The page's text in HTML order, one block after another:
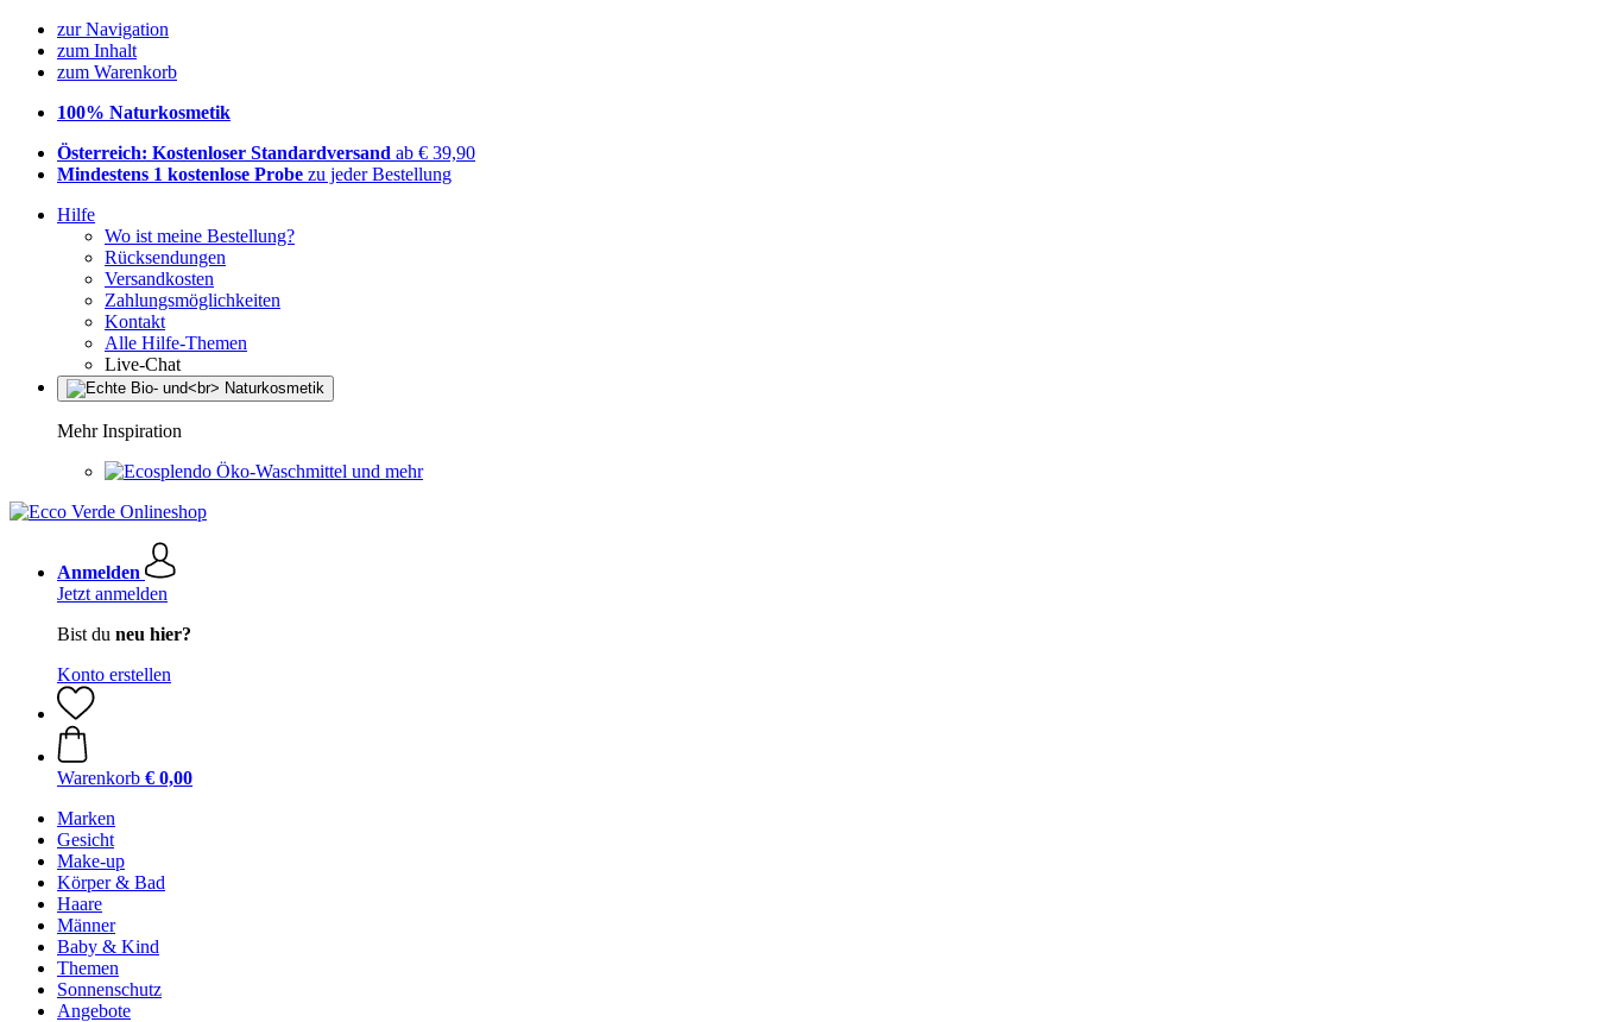
zur Navigation
zum Inhalt
zum Warenkorb
100% Naturkosmetik
Österreich: Kostenloser Standardversand ab € 39,90
Mindestens 1 kostenlose Probe zu jeder Bestellung
Hilfe
Wo ist meine Bestellung?
Rücksendungen
Versandkosten
Zahlungsmöglichkeiten
Kontakt
Alle Hilfe-Themen
Live-Chat
Mehr Inspiration
Öko-Waschmittel und mehr
Anmelden
Jetzt anmelden
Bist du neu hier?
Konto erstellen
Warenkorb € 0,00
Marken
Gesicht
Make-up
Körper & Bad
Haare
Männer
Baby & Kind
Themen
Sonnenschutz
Angebote